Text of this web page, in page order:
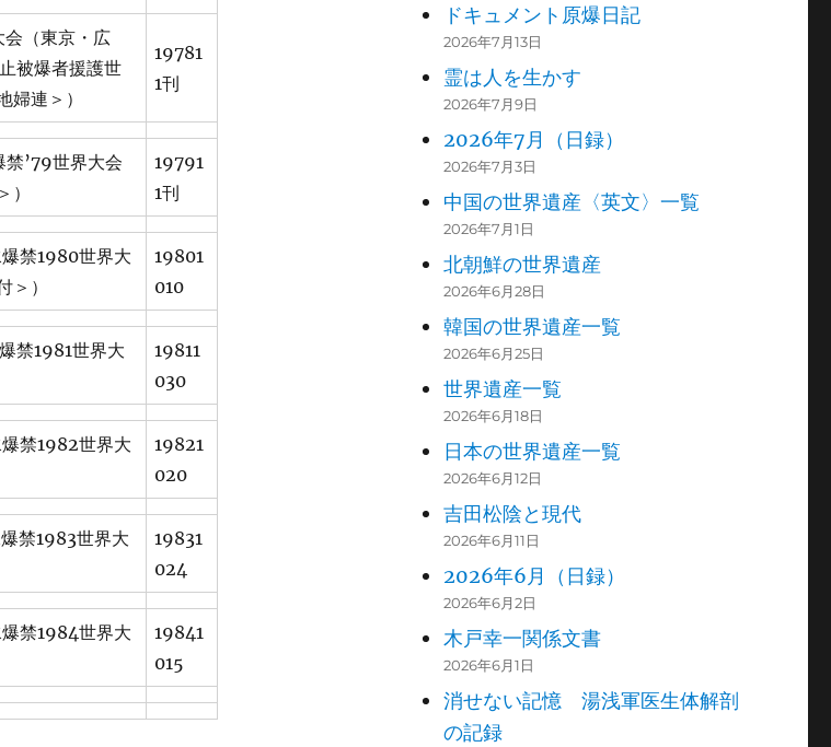
会（東京・広
被爆者援護世
連＞）
19781
1刊
’79世界大会
19791
1刊
禁1980世界大
）
19801
010
禁1981世界大
19811
030
禁1982世界大
19821
020
禁1983世界大
19831
024
禁1984世界大
19841
015
ドキュメント原爆日記
2026年7月13日
霊は人を生かす
2026年7月9日
2026年7月（日録）
2026年7月3日
中国の世界遺産〈英文〉一覧
2026年7月1日
北朝鮮の世界遺産
2026年6月28日
韓国の世界遺産一覧
2026年6月25日
世界遺産一覧
2026年6月18日
日本の世界遺産一覧
2026年6月12日
吉田松陰と現代
2026年6月11日
2026年6月（日録）
2026年6月2日
木戸幸一関係文書
2026年6月1日
消せない記憶 湯浅軍医生体解剖
の記録